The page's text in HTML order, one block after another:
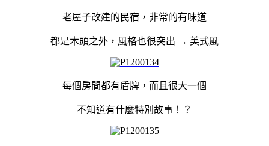
老屋子改建的民宿，非常的有味道
都是木頭之外，風格也很突出 → 美式風
每個房間都有盾牌，而且很大一個
不知道有什麼特別故事！？